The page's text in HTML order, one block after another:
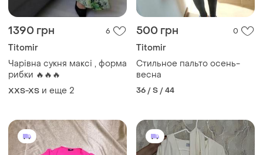
1390 грн 6
Titomir
Чарівна сукня максі , форма
рибки 🔥🔥🔥
XXS-XS и еще 2
500 грн 0
Titomir
Стильное пальто осень-
весна
36 / S / 44